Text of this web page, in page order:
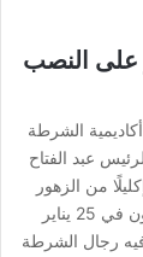
على النصب
الشرطة
الرئيس عبد الفتاح
من الزهور
على النصب التذكاري لشهداء الشرطة. ويحتفل المصريون في 25 يناير
رجال الشرطة